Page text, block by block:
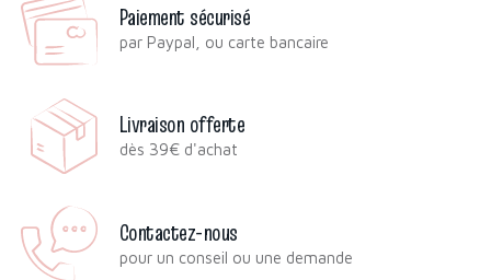
Paiement sécurisé
par Paypal, ou carte bancaire
Livraison offerte
dès 39€ d'achat
Contactez-nous
pour un conseil ou une demande